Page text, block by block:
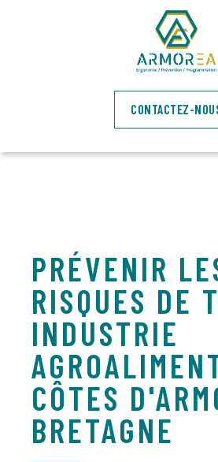
CONTACTEZ-
PRÉVENIR
RISQUES DE
INDUSTRIE
CÔTES
BRETAGNE